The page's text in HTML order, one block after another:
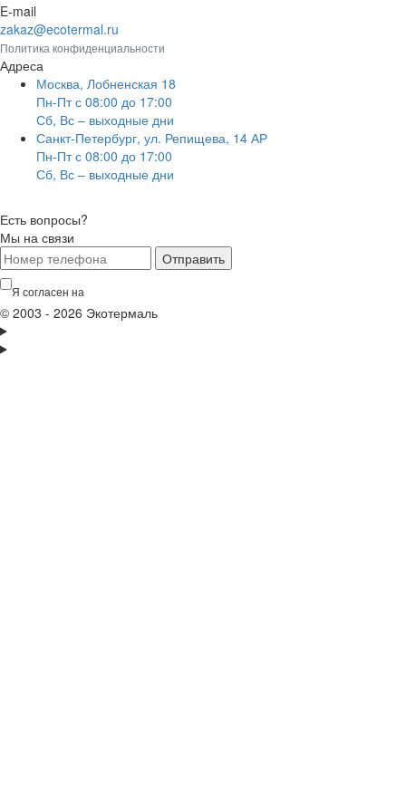
E-mail
zakaz@ecotermal.ru
Политика конфиденциальности
Адреса
Москва, Лобненская 18
Пн-Пт с 08:00 до 17:00
Сб, Вс – выходные дни
Санкт-Петербург, ул. Репищева, 14 АР
Пн-Пт с 08:00 до 17:00
Сб, Вс – выходные дни
Есть вопросы?
Мы на связи
Отправить
Я согласен на
© 2003 - 2026 Экотермаль